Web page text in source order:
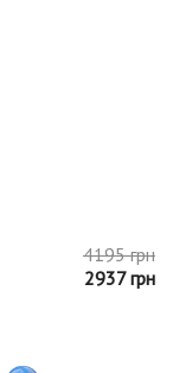
4195 грн
2937 грн